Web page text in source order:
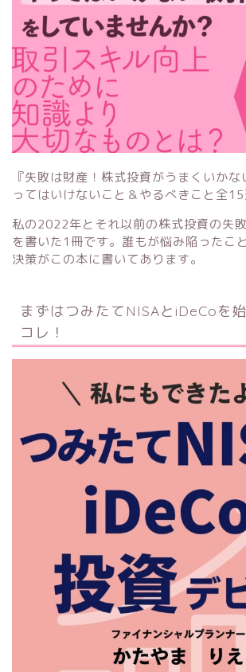
『失敗は財産！株式投資がうまくいか
ってはいけないこと＆やるべきこと全15
私の2022年とそれ以前の株式投資の失
を書いた1冊です。誰もが悩み陥ったこ
決策がこの本に書いてあります。
まずはつみたてNISAとiDeCoを
コレ！